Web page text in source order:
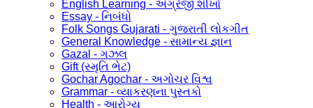
English Learning - અંગ્રેજી શીખો
Essay - નિબંધો
Folk Songs Gujarati - ગુજરાતી લોકગીત
General Knowledge - સામાન્ય જ્ઞાન
Gazal - ગઝલ
Gift (સ્મૃતિ ભેટ)
Gochar Agochar - અગોચર વિશ્વ
Grammar - વ્યાકરણના પુસ્તકો
Health - આરોગ્ય